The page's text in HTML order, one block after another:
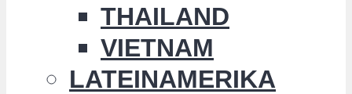
THAILAND
VIETNAM
LATEINAMERIKA